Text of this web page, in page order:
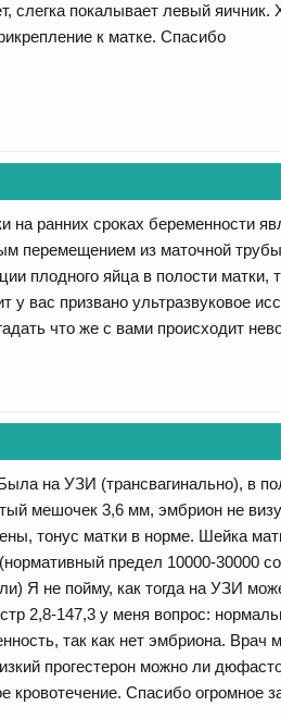
слегка покалывает левый яичник.
к матке. Спасибо
на ранних сроках беременности
перемещением из маточной
плодного яйца в полости матки,
вас призвано ультразвуковое
что же с вами происходит
на УЗИ (трансвагинально), в
мешочек 3,6 мм, эмбрион не
тонус матки в норме. Шейка
предел 10000-30000
Я не пойму, как тогда на УЗИ
2,8-147,3 у меня вопрос:
так как нет эмбриона. Врач
прогестерон можно ли
Спасибо огромное